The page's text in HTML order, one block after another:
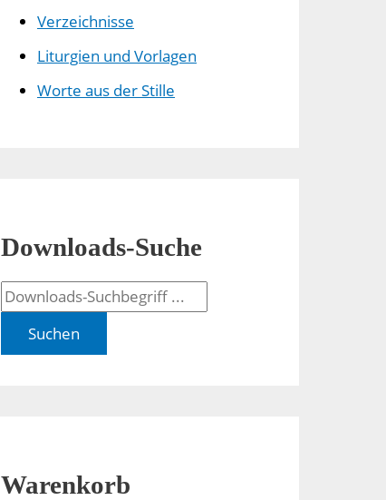
Verzeichnisse
Liturgien und Vorlagen
Worte aus der Stille
Downloads-Suche
Suchen
Warenkorb